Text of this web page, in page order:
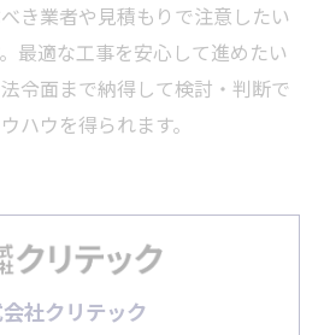
き業者や見積もりで注意したい
最適な工事を安心して進めたい
令面まで納得して検討・判断で
ハウを得られます。
社クリテック